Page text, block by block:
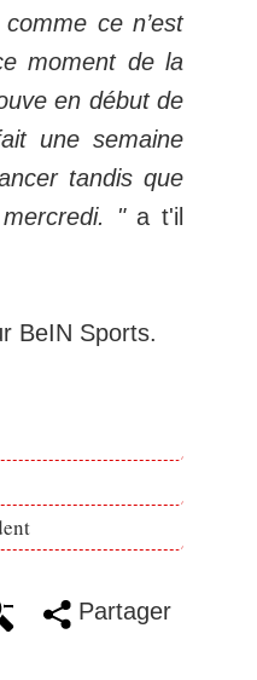
ce n’est
moment de la
en début de
une semaine
tandis que
"a t'il
BeIN Sports.
Partager